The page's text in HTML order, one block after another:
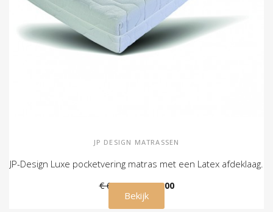
JP DESIGN MATRASSEN
JP-Design Luxe pocketvering matras met een Latex afdeklaag.
€ 619,00 € 559,00
Bekijk